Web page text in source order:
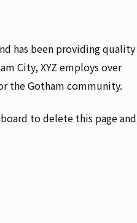
has been providing quality
City, XYZ employs over
the Gotham community.
to delete this page and